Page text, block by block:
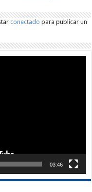
conectado para publicar un
03:46